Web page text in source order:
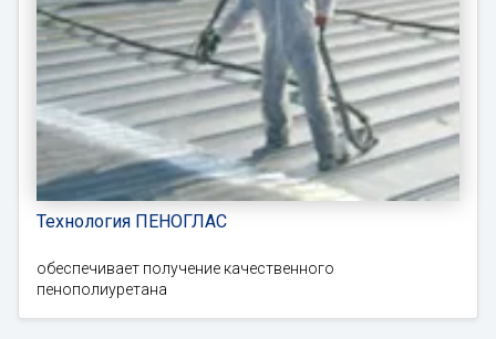
Технология ПЕНОГЛАС
обеспечивает получение качественного
пенополиуретана